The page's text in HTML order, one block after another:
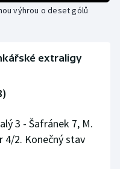
výhrou o deset gólů
extraligy
3 - Šafránek 7, M.
4/2. Konečný stav